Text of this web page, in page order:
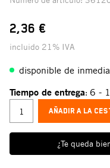
2,36 €
incluido 21% IVA
disponible de
Tiempo de entrega: 6 -
¿Te queda
AÑADIR A LA